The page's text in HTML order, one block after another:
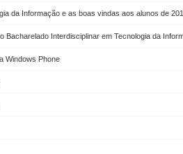
da Informação e as boas vindas aos alunos de
Bacharelado Interdisciplinar em Tecnologia da
Windows Phone